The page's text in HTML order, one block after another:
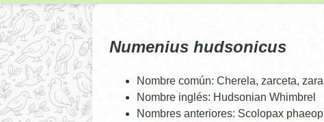
Numenius hudsonicus
Nombre común: Cherela, zarceta,
Nombre inglés: Hudsonian Whimbrel
Nombres anteriores: Scolopax